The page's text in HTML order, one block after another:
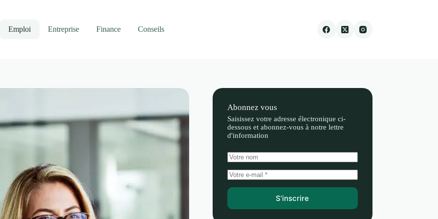
Emploi
Entreprise Finance Conseils
Abonnez vous
Saisissez votre adresse électronique ci-
dessous et abonnez-vous à notre lettre
d'information
S’inscrire